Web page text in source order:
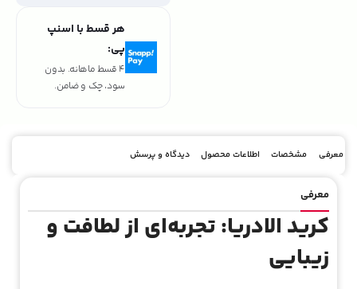
هر قسط با اسنپ
پی:
4 قسط ماهانه. بدون
سود، چک و ضامن.
معرفی مشخصات اطلاعات محصول دیدگاه و پرسش
معرفی
کرید الادریا: تجربه‌ای از لطافت و
زیبایی